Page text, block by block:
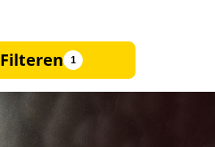
Filteren 1